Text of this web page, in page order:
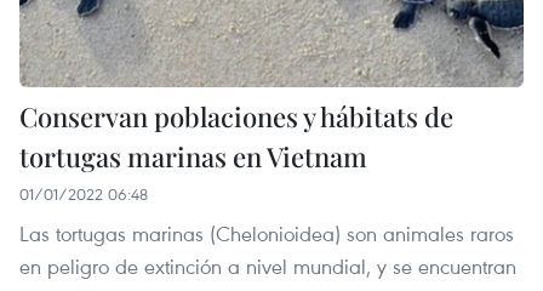
Conservan poblaciones y hábitats de
tortugas marinas en Vietnam
01/01/2022 06:48
Las tortugas marinas (Chelonioidea) son animales raros
en peligro de extinción a nivel mundial, y se encuentran